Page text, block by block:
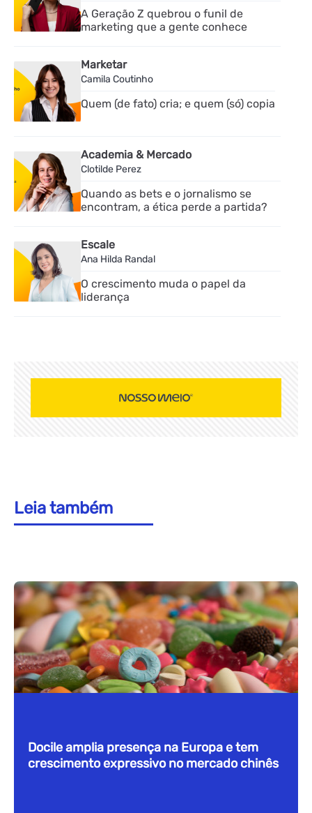
A Geração Z quebrou o funil de
marketing que a gente conhece
Marketar
Camila Coutinho
Quem (de fato) cria; e quem (só) copia
Academia & Mercado
Clotilde Perez
Quando as bets e o jornalismo se
encontram, a ética perde a partida?
Escale
Ana Hilda Randal
O crescimento muda o papel da
liderança
Leia também
Docile amplia presença na Europa e tem
crescimento expressivo no mercado chinês